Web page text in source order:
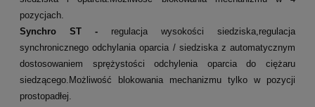
pozycjach.
Synchro ST - regulacja wysokości siedziska,regulacja
synchronicznego odchylania oparcia / siedziska z automatycznym
dostosowaniem sprężystości odchylenia oparcia do ciężaru
siedzącego. Możliwość blokowania mechanizmu tylko w pozycji
prostopadłej.